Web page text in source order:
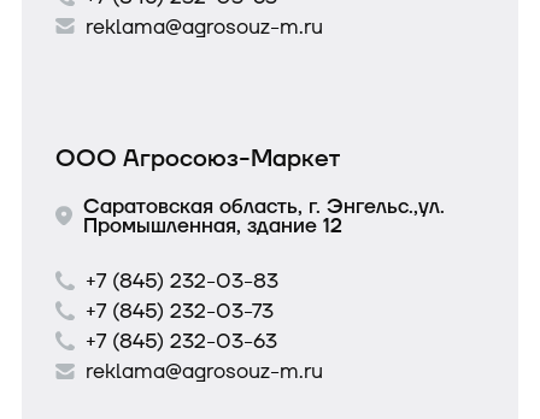
reklama@agrosouz-m.ru
ООО Агросоюз-Маркет
Саратовская область, г. Энгельс.,ул.
Промышленная, здание 12
+7 (845) 232-03-83
+7 (845) 232-03-73
+7 (845) 232-03-63
reklama@agrosouz-m.ru